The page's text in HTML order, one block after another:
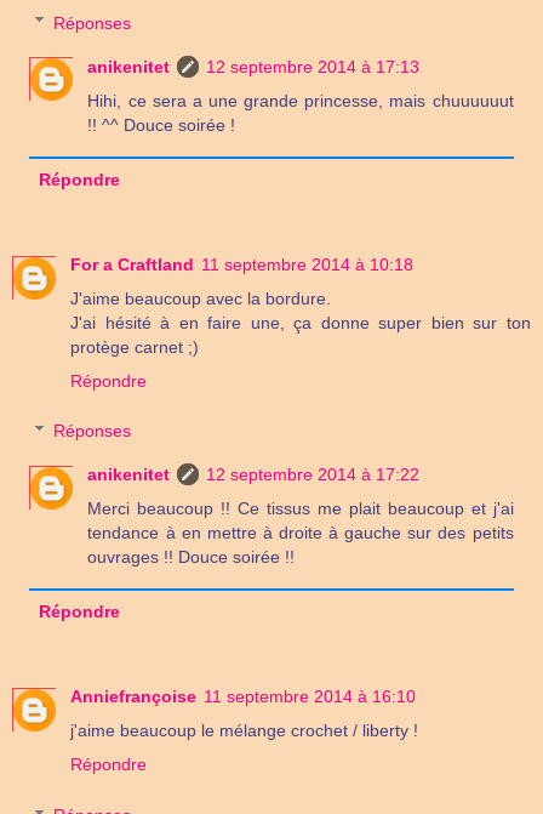
Réponses
anikenitet
12 septembre 2014 à 17:13
Hihi, ce sera a une grande princesse, mais chuuuuuut
!! ^^ Douce soirée !
Répondre
For a Craftland 11 septembre 2014 à 10:18
J'aime beaucoup avec la bordure.
J'ai hésité à en faire une, ça donne super bien sur ton
protège carnet ;)
Répondre
Réponses
anikenitet
12 septembre 2014 à 17:22
Merci beaucoup !! Ce tissus me plait beaucoup et j'ai
tendance à en mettre à droite à gauche sur des petits
ouvrages !! Douce soirée !!
Répondre
Anniefrançoise 11 septembre 2014 à 16:10
j'aime beaucoup le mélange crochet / liberty !
Répondre